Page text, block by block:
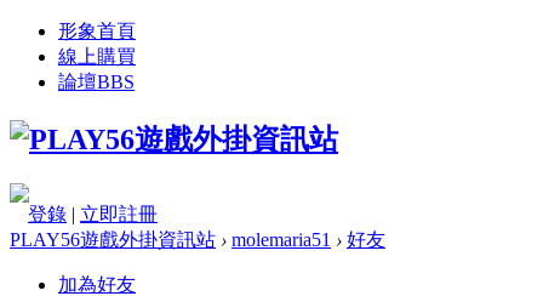
形象首頁
線上購買
論壇BBS
登錄 | 立即註冊
PLAY56遊戲外掛資訊站 › molemaria51 › 好友
加為好友